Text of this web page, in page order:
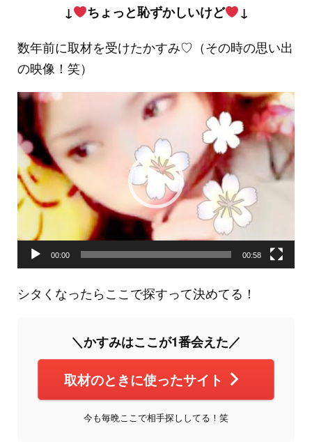
↓ ちょっと恥ずかしいけど
↓
数年前に取材を受けたかすみ♡（その時の思い出
の映像！笑）
動
プ
レ
ー
ヤ
ー
00:00 00:58
シタくなったらここで探すって決めてる！
＼かすみはここが1番会えた／
取材のときに使ったサイト
今も毎晩ここで相手探ししてる！笑